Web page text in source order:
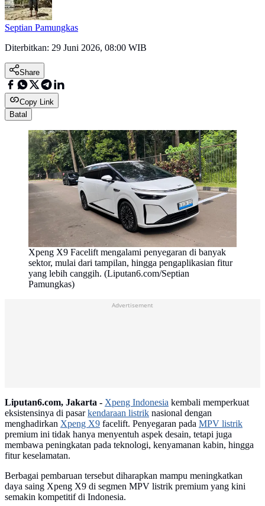
Septian Pamungkas
Diterbitkan: 29 Juni 2026, 08:00 WIB
Share
Copy Link
Batal
Xpeng X9 Facelift mengalami penyegaran di banyak
sektor, mulai dari tampilan, hingga pengaplikasian fitur
yang lebih canggih. (Liputan6.com/Septian
Pamungkas)
Advertisement
Liputan6.com, Jakarta - Xpeng Indonesia kembali memperkuat
eksistensinya di pasarkendaraan listrik nasional dengan
menghadirkan Xpeng X9 facelift. Penyegaran pada MPV listrik
premium ini tidak hanya menyentuh aspek desain, tetapi juga
membawa peningkatan pada teknologi, kenyamanan kabin, hingga
fitur keselamatan.
Berbagai pembaruan tersebut diharapkan mampu meningkatkan
daya saing Xpeng X9 di segmen MPV listrik premium yang kini
semakin kompetitif di Indonesia.